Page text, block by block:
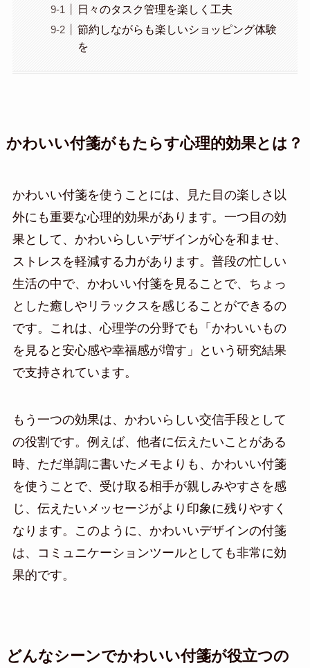
日々のタスク管理を楽しく工夫
節約しながらも楽しいショッピング体験
を
かわいい付箋がもたらす心理的効果とは？
かわいい付箋を使うことには、見た目の楽しさ以
外にも重要な心理的効果があります。一つ目の効
果として、かわいらしいデザインが心を和ませ、
ストレスを軽減する力があります。普段の忙しい
生活の中で、かわいい付箋を見ることで、ちょっ
とした癒しやリラックスを感じることができるの
です。これは、心理学の分野でも「かわいいもの
を見ると安心感や幸福感が増す」という研究結果
で支持されています。
もう一つの効果は、かわいらしい交信手段として
の役割です。例えば、他者に伝えたいことがある
時、ただ単調に書いたメモよりも、かわいい付箋
を使うことで、受け取る相手が親しみやすさを感
じ、伝えたいメッセージがより印象に残りやすく
なります。このように、かわいいデザインの付箋
は、コミュニケーションツールとしても非常に効
果的です。
どんなシーンでかわいい付箋が役立つの